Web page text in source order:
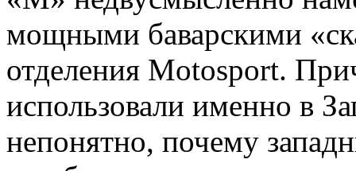
мощными баварскими
отделения Motosport.
использовали именно в
непонятно, почему